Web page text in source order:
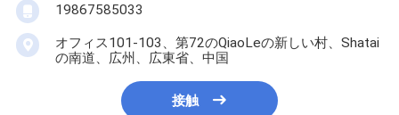
19867585033
オフィス101-103、第72のQiaoLeの新しい村、Shatai
の南道、広州、広東省、中国
接触